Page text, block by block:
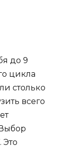
до 9
цикла
столько
всего
Это